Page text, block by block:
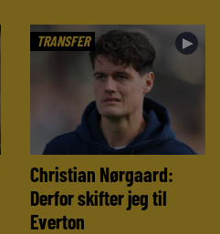
TRANSFER ►
Christian Nørgaard:
Derfor skifter jeg til
Everton